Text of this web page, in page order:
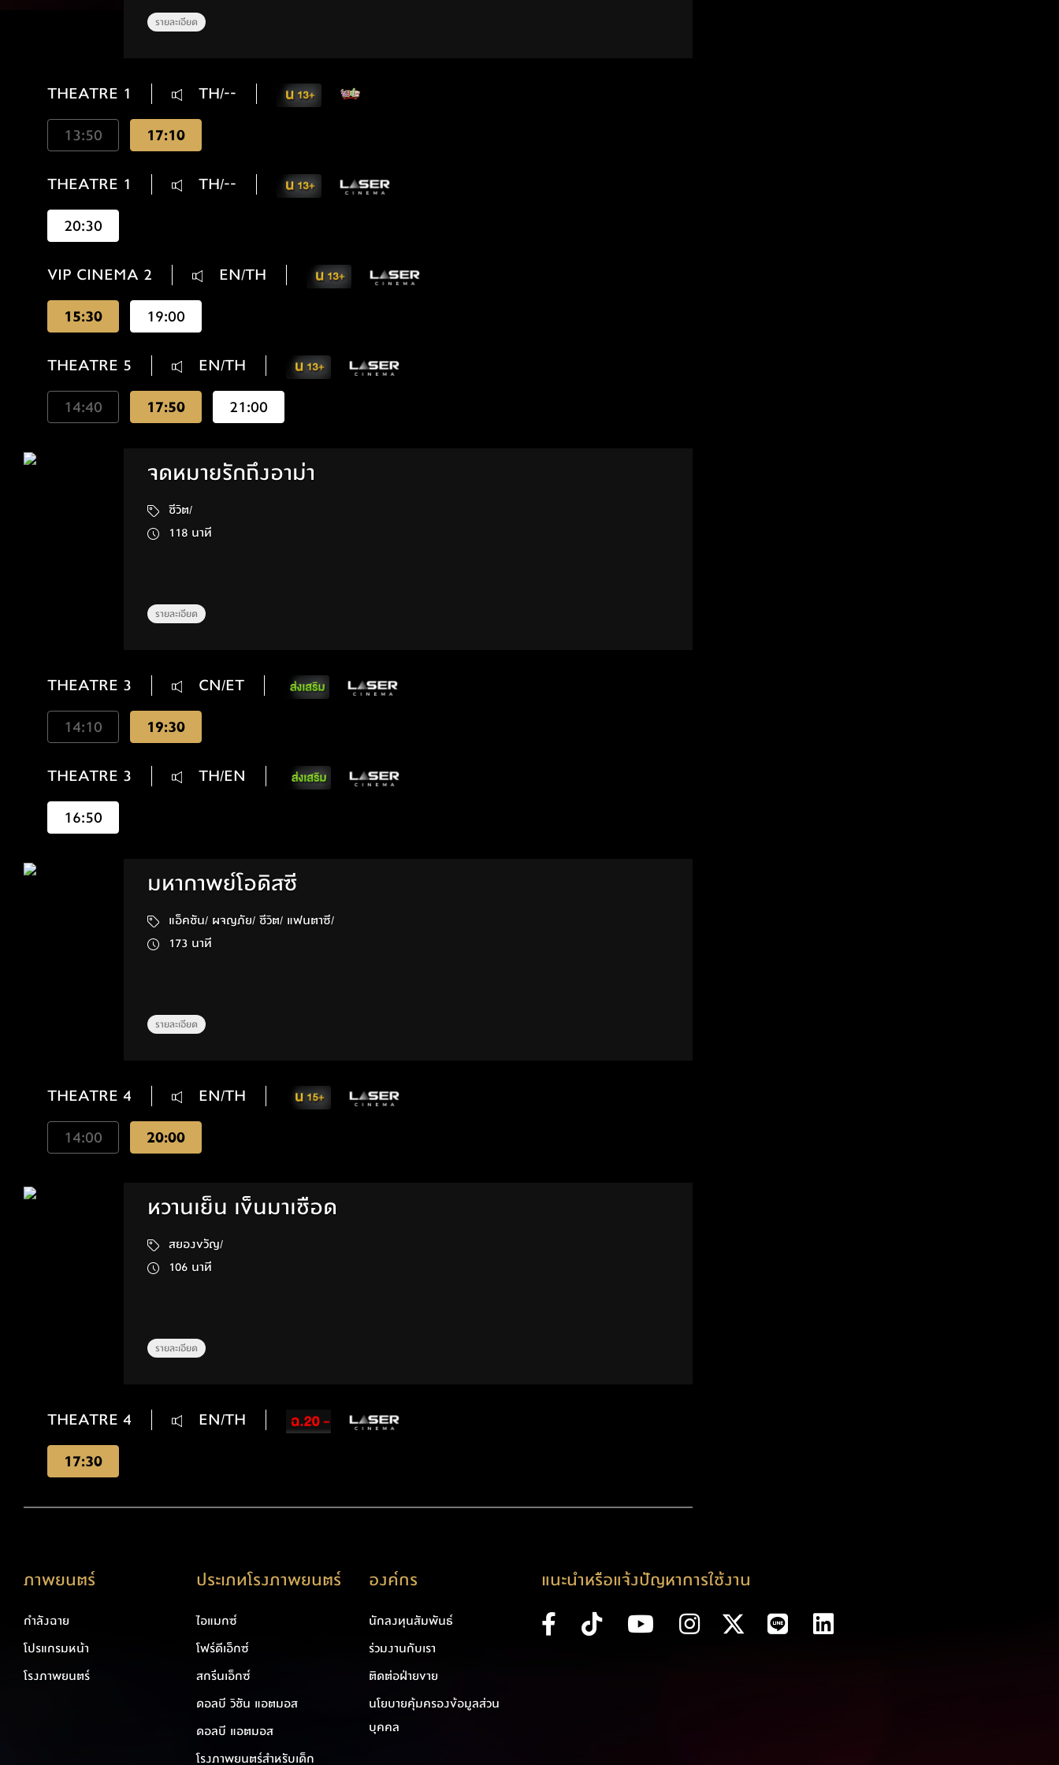
รายละเอียด
THEATRE 1
TH/--
13:50
17:10
THEATRE 1
TH/--
20:30
VIP CINEMA 2
EN/TH
15:30
19:00
THEATRE 5
EN/TH
14:40
17:50 21:00
จดหมายรักถึงอาม่า
ชีวิต/
118 นาที
รายละเอียด
THEATRE 3
CN/ET
14:10
19:30
THEATRE 3
TH/EN
16:50
มหากาพย์โอดิสซี
แอ็คชัน/ ผจญภัย/ ชีวิต/ แฟนตาซี/
173 นาที
รายละเอียด
THEATRE 4
EN/TH
14:00
20:00
หวานเย็น เข็นมาเชือด
สยองขวัญ/
106 นาที
รายละเอียด
THEATRE 4
EN/TH
17:30
ภาพยนตร์
กำลังฉาย
โปรแกรมหน้า
โรงภาพยนตร์
ประเภทโรงภาพยนตร์
ไอแมกซ์
โฟร์ดีเอ็กซ์
สกรีนเอ็กซ์
ดอลบี วิชัน แอตมอส
ดอลบี แอตมอส
โรงภาพยนตร์สำหรับเด็ก
องค์กร
นักลงทุนสัมพันธ์
ร่วมงานกับเรา
ติดต่อฝ่ายขาย
นโยบายคุ้มครองข้อมูลส่วน
บุคคล
แนะนำหรือแจ้งปัญหาการใช้งาน